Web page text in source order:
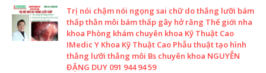
Trị nói chậm nói ngọng sai chữ do thắng lưỡi bám
thấp thằn môi bám thấp gây hở răng Thế giới nha
khoa Phòng khám chuyên khoa Kỹ Thuật Cao
IMedic Y Khoa Kỹ Thuật Cao Phẫu thuật tạo hình
thắng lưỡi thắng môi Bs chuyên khoa NGUYỄN
ĐẶNG DUY 091 944 94 59